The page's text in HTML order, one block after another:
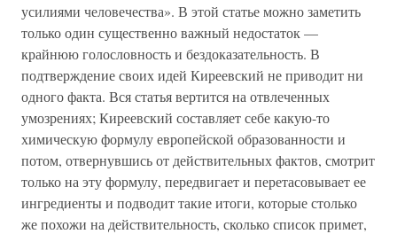
усилиями человечества». В этой статье можно заметить
только один существенно важный недостаток —
крайнюю голословность и бездоказательность. В
подтверждение своих идей Киреевский не приводит ни
одного факта. Вся статья вертится на отвлеченных
умозрениях; Киреевский составляет себе какую-то
химическую формулу европейской образованности и
потом, отвернувшись от действительных фактов, смотрит
только на эту формулу, передвигает и перетасовывает ее
ингредиенты и подводит такие итоги, которые столько
же похожи на действительность, сколько список примет,